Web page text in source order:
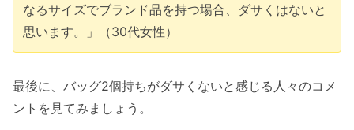
なるサイズでブランド品を持つ場合、ダサくはないと
思います。」（30代女性）
最後に、バッグ2個持ちがダサくないと感じる人々のコメ
ントを見てみましょう。